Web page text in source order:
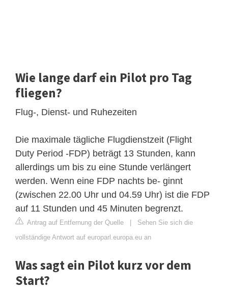
Wie lange darf ein Pilot pro Tag
fliegen?
Flug-, Dienst- und Ruhezeiten
Die maximale tägliche Flugdienstzeit (Flight
Duty Period -FDP) beträgt 13 Stunden, kann
allerdings um bis zu eine Stunde verlängert
werden. Wenn eine FDP nachts be- ginnt
(zwischen 22.00 Uhr und 04.59 Uhr) ist die FDP
auf 11 Stunden und 45 Minuten begrenzt.
Antrag auf Entfernung der Quelle | Sehen Sie sich die
vollständige Antwort auf europarl.europa.eu an
Was sagt ein Pilot kurz vor dem
Start?